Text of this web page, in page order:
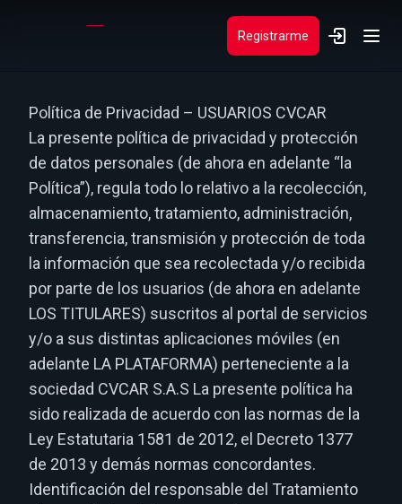
Registrarme
Política de Privacidad – USUARIOS CVCAR
La presente política de privacidad y protección
de datos personales (de ahora en adelante “la
Política”), regula todo lo relativo a la recolección,
almacenamiento, tratamiento, administración,
transferencia, transmisión y protección de toda
la información que sea recolectada y/o recibida
por parte de los usuarios (de ahora en adelante
LOS TITULARES) suscritos al portal de servicios
y/o a sus distintas aplicaciones móviles (en
adelante LA PLATAFORMA) perteneciente a la
sociedad CVCAR S.A.S La presente política ha
sido realizada de acuerdo con las normas de la
Ley Estatutaria 1581 de 2012, el Decreto 1377
de 2013 y demás normas concordantes.
Identificación del responsable del Tratamiento